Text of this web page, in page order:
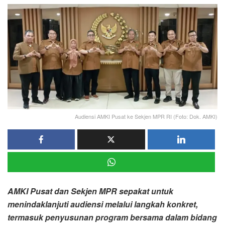
Audiensi AMKI Pusat ke Sekjen MPR RI (Foto: Dok. AMKI)
AMKI Pusat dan Sekjen MPR sepakat untuk
menindaklanjuti audiensi melalui langkah konkret,
termasuk penyusunan program bersama dalam bidang